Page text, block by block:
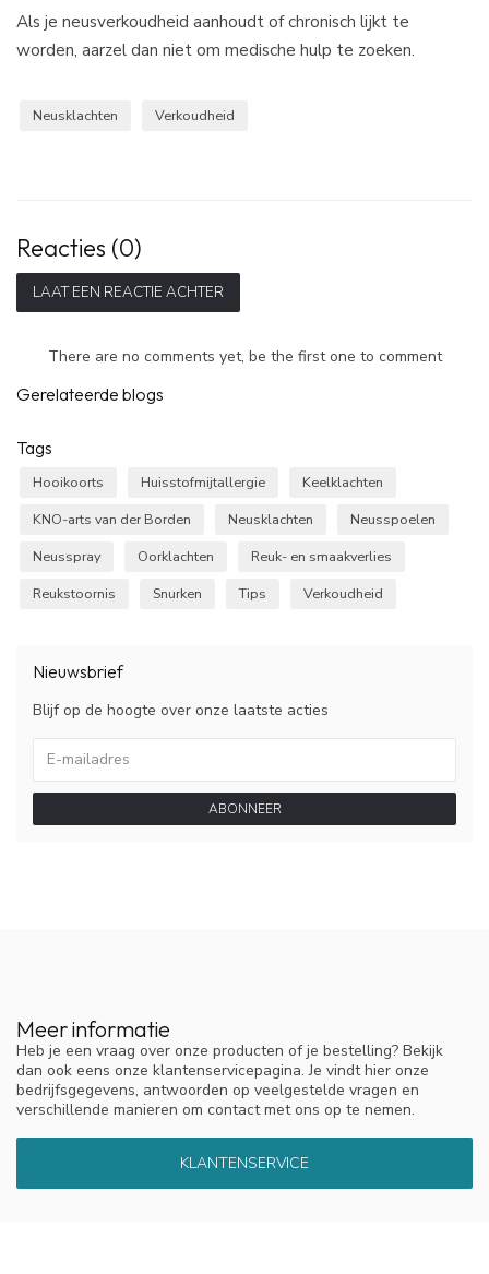
Als je neusverkoudheid aanhoudt of chronisch lijkt te
worden, aarzel dan niet om medische hulp te zoeken.
Neusklachten Verkoudheid
Reacties (0)
LAAT EEN REACTIE ACHTER
There are no comments yet, be the first one to comment
Gerelateerde blogs
Tags
Hooikoorts Huisstofmijtallergie
Keelklachten
KNO-arts van der Borden
Neusklachten
Neusspoelen
Neusspray
Oorklachten
Reuk- en smaakverlies
Reukstoornis
Snurken Tips Verkoudheid
Nieuwsbrief
Blijf op de hoogte over onze laatste acties
ABONNEER
Meer informatie
Heb je een vraag over onze producten of je bestelling? Bekijk
dan ook eens onze klantenservicepagina. Je vindt hier onze
bedrijfsgegevens, antwoorden op veelgestelde vragen en
verschillende manieren om contact met ons op te nemen.
KLANTENSERVICE